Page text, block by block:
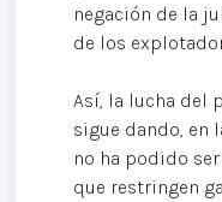
negación de la
de los
Así, la lucha del
sigue dando, en
no ha podido
que restringen